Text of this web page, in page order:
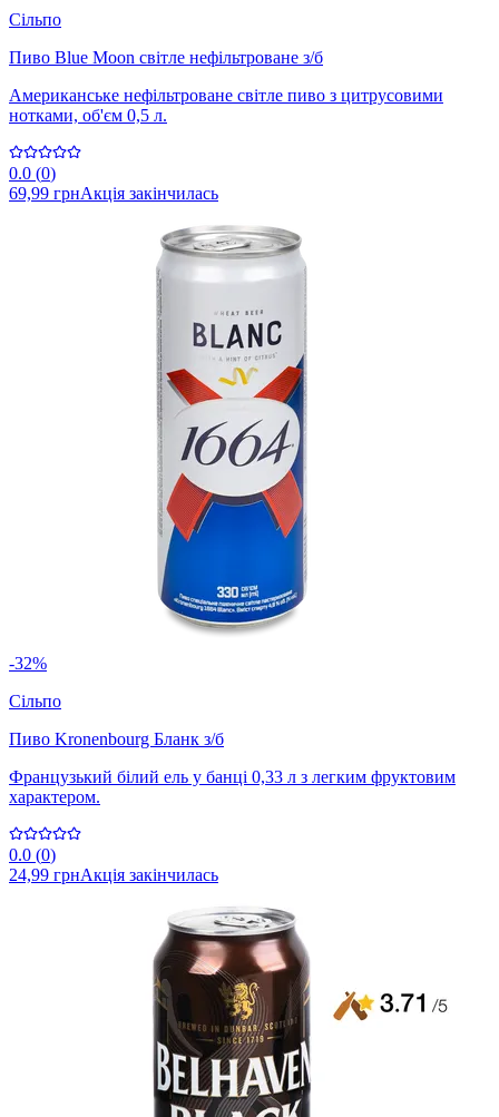
Сільпо
Пиво Blue Moon світле нефільтроване з/б
Американське нефільтроване світле пиво з цитрусовими
нотками, об'єм 0,5 л.
0.0 (0)
69,99 грнАкція закінчилась
-32%
Сільпо
Пиво Kronenbourg Бланк з/б
Французький білий ель у банці 0,33 л з легким фруктовим
характером.
0.0 (0)
24,99 грнАкція закінчилась